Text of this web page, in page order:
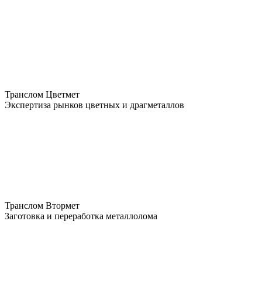
Транслом Цветмет
Экспертиза рынков цветных и драгметаллов
Транслом Втормет
Заготовка и переработка металлолома